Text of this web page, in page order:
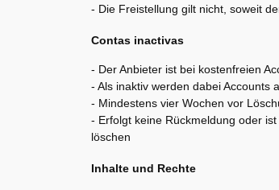
- Die Freistellung gilt nicht, soweit
Contas inactivas
- Der Anbieter ist bei kostenfreien
- Als inaktiv werden dabei Accounts
- Mindestens vier Wochen vor
- Erfolgt keine Rückmeldung oder
löschen
Inhalte und Rechte